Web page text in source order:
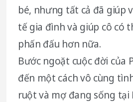
bé, nhưng tất cả đã giúp
tế gia đình và giúp cô có
phấn đấu hơn nữa.
Bước ngoặt cuộc đời của
đến một cách vô cùng
ruột và mợ đang sống tại